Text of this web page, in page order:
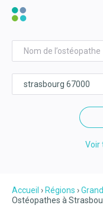
Voir
Accueil Régions
Ostéopathes à